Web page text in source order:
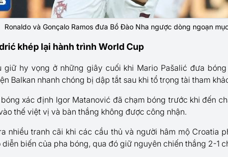
Ronaldo và Gonçalo Ramos đưa Bồ Đào Nha ngược dòng ngoạn
khép lại hành trình World Cup
giữ hy vọng ở những giây cuối khi Mario Pašalić đưa
Balkan nhanh chóng bị dập tắt sau khi tổ trọng tài tham
xác định Igor Matanović đã chạm bóng trước khi đến
thế việt vị và bàn thắng không được công nhận.
nhiều tranh cãi khi các cầu thủ và người hâm mộ Croatia
biến của pha bóng, qua đó giữ nguyên chiến thắng 2-1